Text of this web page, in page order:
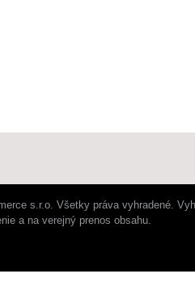
s.r.o. Všetky práva vyhradené.
a na verejný prenos obsahu.